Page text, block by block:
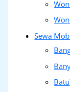
Sewa
Batu